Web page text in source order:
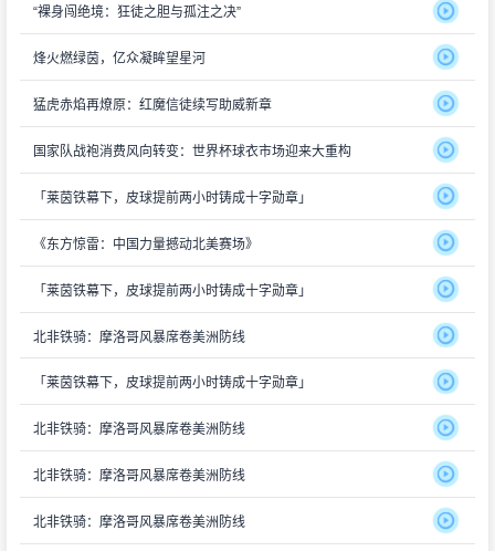
“裸身闯绝境：狂徒之胆与孤注之决”
烽火燃绿茵，亿众凝眸望星河
猛虎赤焰再燎原：红魔信徒续写助威新章
国家队战袍消费风向转变：世界杯球衣市场迎来大重构
「莱茵铁幕下，皮球提前两小时铸成十字勋章」
《东方惊雷：中国力量撼动北美赛场》
「莱茵铁幕下，皮球提前两小时铸成十字勋章」
北非铁骑：摩洛哥风暴席卷美洲防线
「莱茵铁幕下，皮球提前两小时铸成十字勋章」
北非铁骑：摩洛哥风暴席卷美洲防线
北非铁骑：摩洛哥风暴席卷美洲防线
北非铁骑：摩洛哥风暴席卷美洲防线